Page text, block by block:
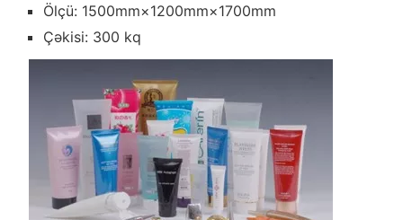
Ölçü: 1500mm×1200mm×1700mm
Çəkisi: 300 kq